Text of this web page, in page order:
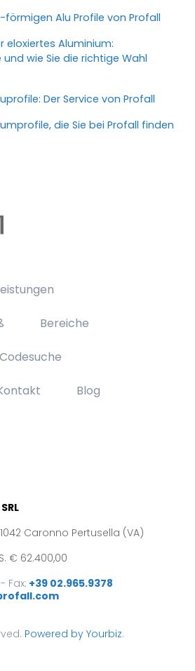
förmigen Alu Profile von Profall
eloxiertes Aluminium:
wie Sie die richtige Wahl
Der Service von Profall
die Sie bei Profall finden
Bereiche
Codesuche
Blog
Caronno Pertusella (VA)
€ 62.400,00
- Fax: +39 02.965.9378
Powered by Yourbiz.